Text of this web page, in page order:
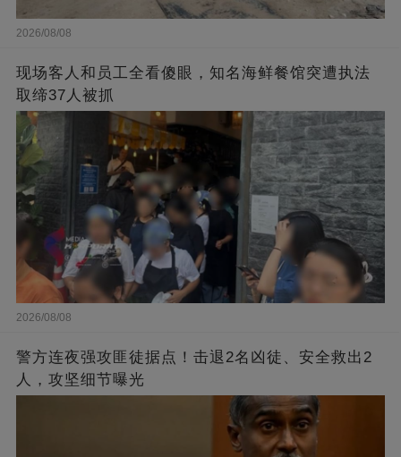
2026/08/08
现场客人和员工全看傻眼，知名海鲜餐馆突遭执法
取缔37人被抓
2026/08/08
警方连夜强攻匪徒据点！击退2名凶徒、安全救出2
人，攻坚细节曝光